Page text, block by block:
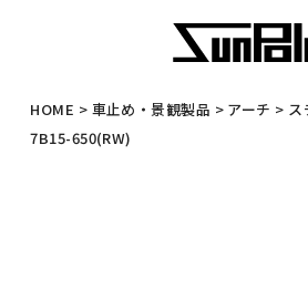
HOME > 車止め・景観製品 > アーチ > ス
7B15-650(RW)